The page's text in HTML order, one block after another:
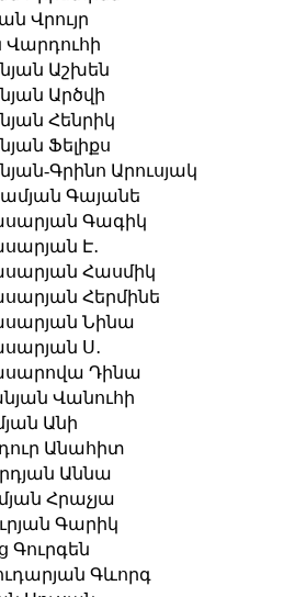
Վրույր
Վարդուհի
Աշխեն
Արծվի
Հենրիկ
Ֆելիքս
Գրինո Արուսյակ
Գայանե
Գագիկ
Է․
Հասմիկ
Հերմինե
Նինա
Ս․
Դինա
Վանուհի
Անի
Անահիտ
Աննա
Հրաչյա
Գարիկ
Գուրգեն
Գևորգ